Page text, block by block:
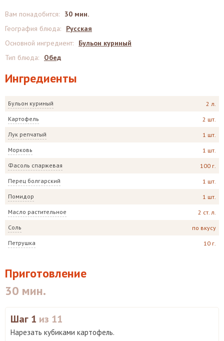
Ингредиенты
Бульон куриный 2 л.
Картофель 2 шт.
Лук репчатый 1 шт.
Морковь 1 шт.
Фасоль спаржевая 100 г.
Перец болгарский 1 шт.
Помидор 1 шт.
Масло растительное 2 ст. л.
Соль по вкусу
Петрушка 10 г.
Вам понадобится:
30 мин.
География блюда:
Русская
Основной ингредиент:
Бульон куриный
Тип блюда: Обед
Приготовление
30 мин.
Шаг 1 из 11
Нарезать кубиками картофель.